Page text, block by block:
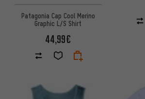
Patagonia Cap Cool Merino
Graphic L/S Shirt
44,99€